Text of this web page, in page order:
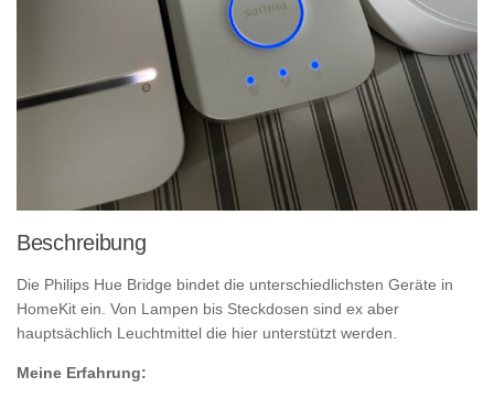
Beschreibung
Die Philips Hue Bridge bindet die unterschiedlichsten Geräte in
HomeKit ein. Von Lampen bis Steckdosen sind ex aber
hauptsächlich Leuchtmittel die hier unterstützt werden.
Meine Erfahrung: